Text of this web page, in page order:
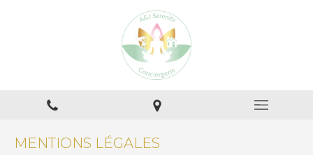
MENTIONS LÉGALES